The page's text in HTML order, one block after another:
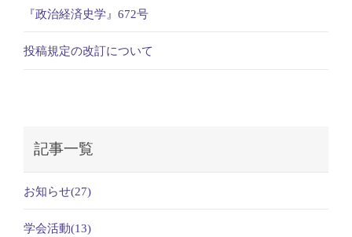
『政治経済史学』672号
投稿規定の改訂について
記事一覧
お知らせ(27)
学会活動(13)